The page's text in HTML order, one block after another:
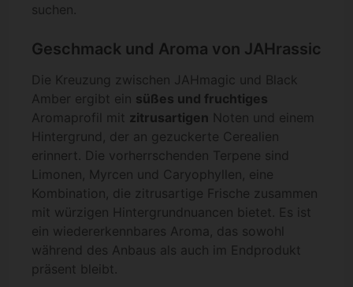
suchen.
Geschmack und Aroma von JAHrassic
Die Kreuzung zwischen JAHmagic und Black
Amber ergibt ein süßes und fruchtiges
Aromaprofil mit zitrusartigen Noten und einem
Hintergrund, der an gezuckerte Cerealien
erinnert. Die vorherrschenden Terpene sind
Limonen, Myrcen und Caryophyllen, eine
Kombination, die zitrusartige Frische zusammen
mit würzigen Hintergrundnuancen bietet. Es ist
ein wiedererkennbares Aroma, das sowohl
während des Anbaus als auch im Endprodukt
präsent bleibt.